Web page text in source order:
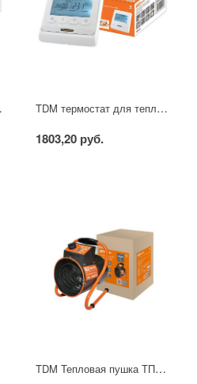
3м TDM термостат для теплых полов электронный ТТПЭ-1 16А 250В с датчиком 3м
1803,20 руб.
TDM Тепловая пушка ТПК в круглом корпусе 5 кВт